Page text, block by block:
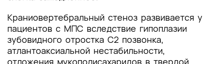
Краниовертебральный стеноз развивается у
пациентов с МПС вследствие гипоплазии
зубовидного отростка С2 позвонка,
атлантоаксиальной нестабильности,
отложения мукополисахаридов в твердой